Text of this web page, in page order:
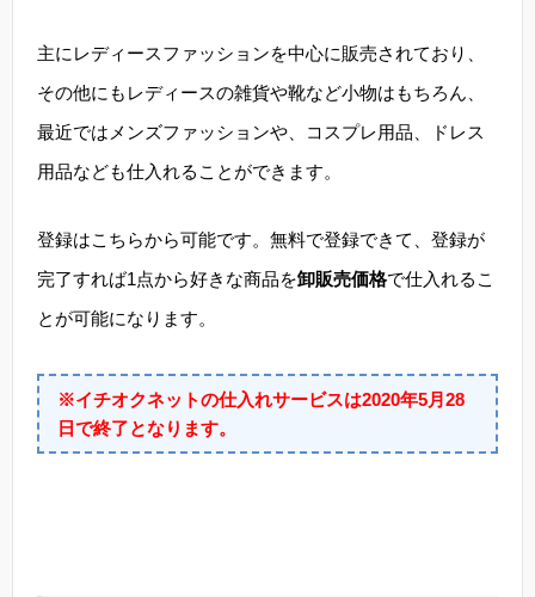
主にレディースファッションを中心に販売されており、
その他にもレディースの雑貨や靴など小物はもちろん、
最近ではメンズファッションや、コスプレ用品、ドレス
用品なども仕入れることができます。
登録はこちらから可能です。無料で登録できて、登録が
完了すれば1点から好きな商品を卸販売価格で仕入れるこ
とが可能になります。
※イチオクネットの仕入れサービスは2020年5月28
日で終了となります。